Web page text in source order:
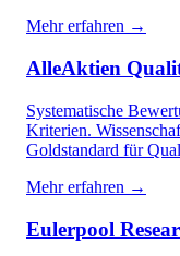
Mehr erfahren →
AlleAktien
Systematische
Kriterien.
Goldstandard für
Mehr erfahren →
Eulerpool